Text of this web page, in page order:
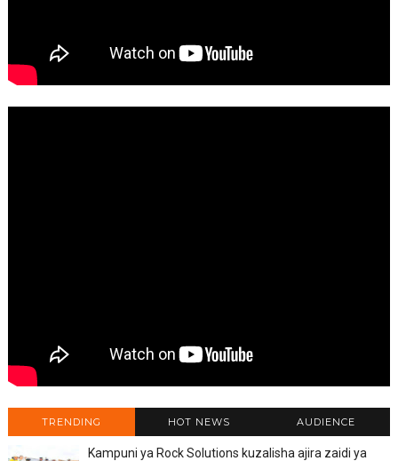
TRENDING HOT NEWS AUDIENCE
Kampuni ya Rock Solutions kuzalisha ajira zaidi ya